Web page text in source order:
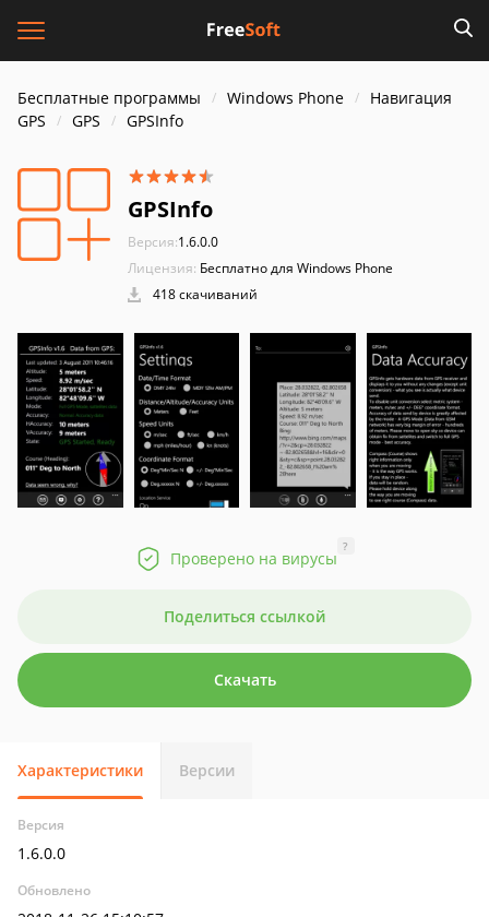
Бесплатные программы Windows Phone
Навигация
GPS
GPS GPSInfo
GPSInfo
Версия:1.6.0.0
Лицензия: Бесплатно для Windows Phone
418 скачиваний
Проверено на вирусы
?
Поделиться ссылкой
Скачать
Характеристики Версии
Версия
1.6.0.0
Обновлено